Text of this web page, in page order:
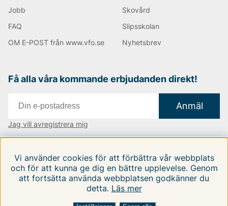
Jobb
FAQ
OM E-POST från www.vfo.se
Skovård
Slipsskolan
Nyhetsbrev
Få alla våra kommande erbjudanden direkt!
Anmäl
Jag vill avregistrera mig
Följ oss på våra sociala medier
Vi använder cookies för att förbättra vår webbplats
och för att kunna ge dig en bättre upplevelse. Genom
att fortsätta använda webbplatsen godkänner du
detta. Läs mer